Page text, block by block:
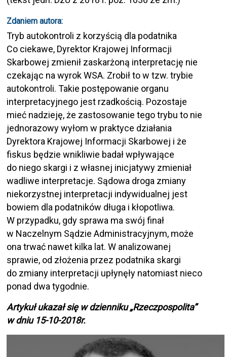
Zdaniem autora:
Tryb autokontroli z korzyścią dla podatnika
Co ciekawe, Dyrektor Krajowej Informacji
Skarbowej zmienił zaskarżoną interpretację nie
czekając na wyrok WSA. Zrobił to w tzw. trybie
autokontroli. Takie postępowanie organu
interpretacyjnego jest rzadkością. Pozostaje
mieć nadzieję, że zastosowanie tego trybu to nie
jednorazowy wyłom w praktyce działania
Dyrektora Krajowej Informacji Skarbowej i że
fiskus będzie wnikliwie badał wpływające
do niego skargi i z własnej inicjatywy zmieniał
wadliwe interpretacje. Sądowa droga zmiany
niekorzystnej interpretacji indywidualnej jest
bowiem dla podatników długa i kłopotliwa.
W przypadku, gdy sprawa ma swój finał
w Naczelnym Sądzie Administracyjnym, może
ona trwać nawet kilka lat. W analizowanej
sprawie, od złożenia przez podatnika skargi
do zmiany interpretacji upłynęły natomiast nieco
ponad dwa tygodnie.
Artykuł ukazał się w dzienniku „Rzeczpospolita”
w dniu 15-10-2018r.